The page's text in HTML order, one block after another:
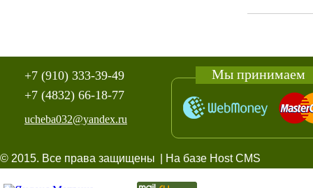
Мы принимаем
+7 (910) 333-39-49
+7 (4832) 66-18-77
ucheba032@yandex.ru
© 2015. Все права защищены | На базе Host CMS